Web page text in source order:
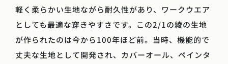
軽く柔らかい生地ながら耐久性があり、ワークウエア
としても最適な穿きやすさです。この2/1の綾の生地
が作られたのは今から100年ほど前。当時、機能的で
丈夫な生地として開発され、カバーオール、ペインタ